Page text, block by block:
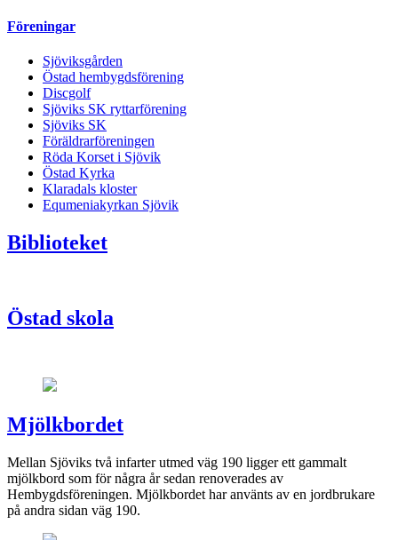
Föreningar
Sjöviksgården
Östad hembygdsförening
Discgolf
Sjöviks SK ryttarförening
Sjöviks SK
Föräldrarföreningen
Röda Korset i Sjövik
Östad Kyrka
Klaradals kloster
Equmeniakyrkan Sjövik
Biblioteket
Östad skola
Mjölkbordet
Mellan Sjöviks två infarter utmed väg 190 ligger ett gammalt
mjölkbord som för några år sedan renoverades av
Hembygdsföreningen. Mjölkbordet har använts av en jordbrukare
på andra sidan väg 190.